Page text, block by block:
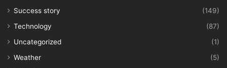
Success story
(149)
Technology
(87)
Uncategorized
(1)
Weather
(5)